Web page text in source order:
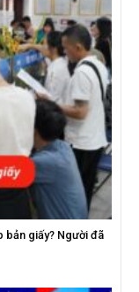
bản giấy? Người đã